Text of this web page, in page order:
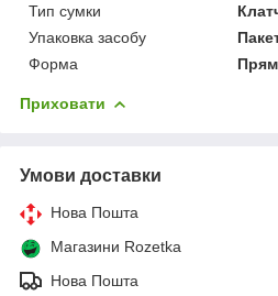
Тип сумки
Упаковка засобу
Форма
Приховати
Умови доставки
Нова Пошта
Магазини Rozetka
Нова Пошта